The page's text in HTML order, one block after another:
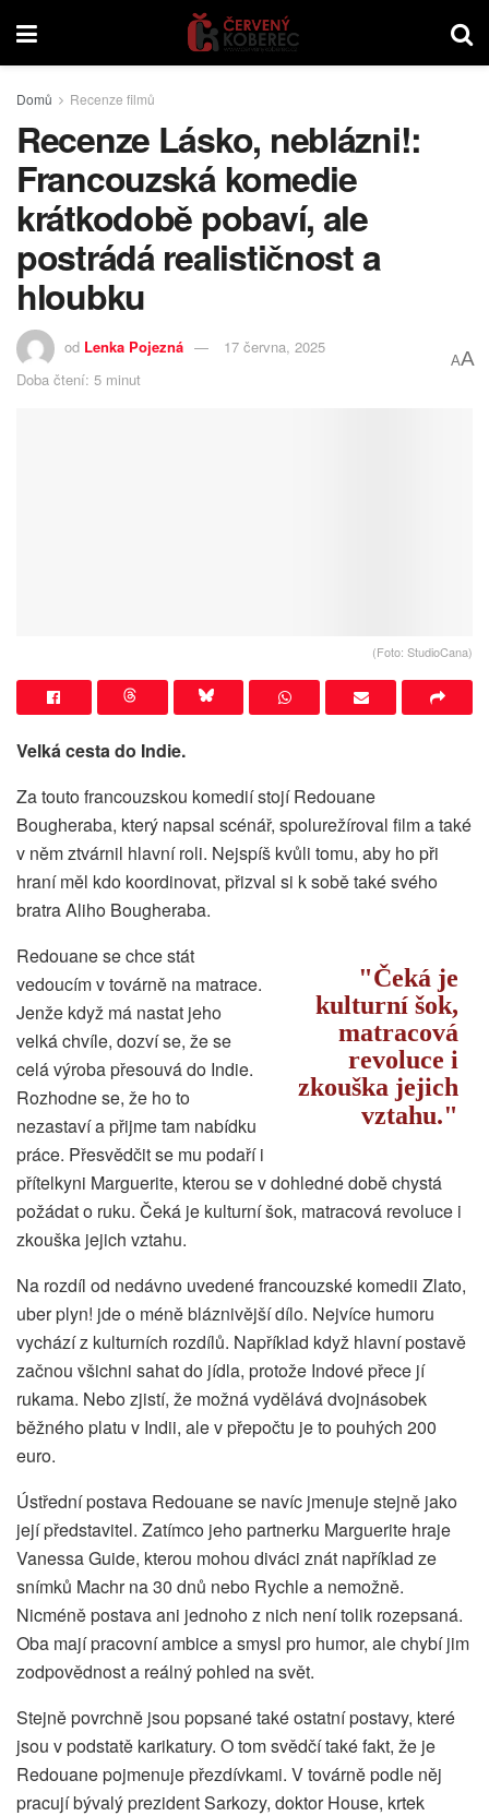
Domů Recenze filmů
Recenze Lásko, neblázni!:
Francouzská komedie
krátkodobě pobaví, ale
postrádá realističnost a
hloubku
od Lenka Pojezná
17 června, 2025
Doba čtení: 5 minut
AA
(Foto: StudioCana)
Velká cesta do Indie.
Za touto francouzskou komedií stojí Redouane
Bougheraba, který napsal scénář, spolurežíroval film a také
v něm ztvárnil hlavní roli. Nejspíš kvůli tomu, aby ho při
hraní měl kdo koordinovat, přizval si k sobě také svého
bratra Aliho Bougheraba.
Čeká je
kulturní šok,
matracová
revoluce i
zkouška jejich
vztahu.
Redouane se chce stát
vedoucím v továrně na matrace.
Jenže když má nastat jeho
velká chvíle, dozví se, že se
celá výroba přesouvá do Indie.
Rozhodne se, že ho to
nezastaví a přijme tam nabídku
práce. Přesvědčit se mu podaří i
přítelkyni Marguerite, kterou se v dohledné době chystá
požádat o ruku. Čeká je kulturní šok, matracová revoluce i
zkouška jejich vztahu.
Na rozdíl od nedávno uvedené francouzské komedii Zlato,
uber plyn! jde o méně bláznivější dílo. Nejvíce humoru
vychází z kulturních rozdílů. Například když hlavní postavě
začnou všichni sahat do jídla, protože Indové přece jí
rukama. Nebo zjistí, že možná vydělává dvojnásobek
běžného platu v Indii, ale v přepočtu je to pouhých 200
euro.
Ústřední postava Redouane se navíc jmenuje stejně jako
její představitel. Zatímco jeho partnerku Marguerite hraje
Vanessa Guide, kterou mohou diváci znát například ze
snímků Machr na 30 dnů nebo Rychle a nemožně.
Nicméně postava ani jednoho z nich není tolik rozepsaná.
Oba mají pracovní ambice a smysl pro humor, ale chybí jim
zodpovědnost a reálný pohled na svět.
Stejně povrchně jsou popsané také ostatní postavy, které
jsou v podstatě karikatury. O tom svědčí také fakt, že je
Redouane pojmenuje přezdívkami. V továrně podle něj
pracují bývalý prezident Sarkozy, doktor House, krtek